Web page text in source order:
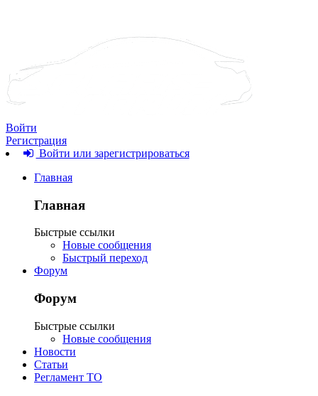
Войти
Регистрация
Войти или зарегистрироваться
Главная
Главная
Быстрые ссылки
Новые сообщения
Быстрый переход
Форум
Форум
Быстрые ссылки
Новые сообщения
Новости
Статьи
Регламент ТО